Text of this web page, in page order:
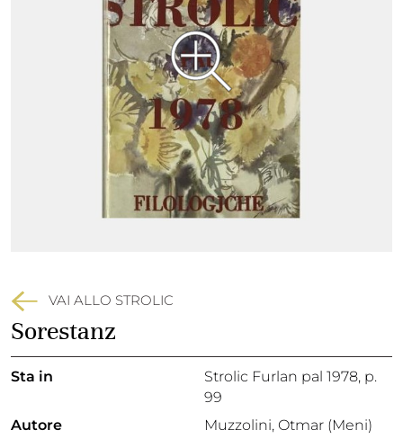
VAI ALLO STROLIC
Sorestanz
Sta in Strolic Furlan pal 1978, p.
99
Autore
Muzzolini, Otmar (Meni)